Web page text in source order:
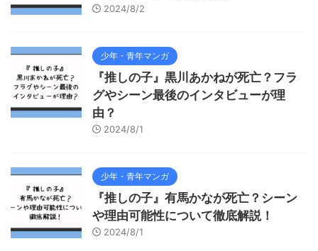
2024/8/2
少年・青年マンガ
『推しの子』黒川あかねが死亡？フラ
グやシーン最後のインタビューが理
由？
2024/8/1
少年・青年マンガ
『推しの子』有馬かなが死亡？シーン
や理由可能性について徹底解説！
2024/8/1